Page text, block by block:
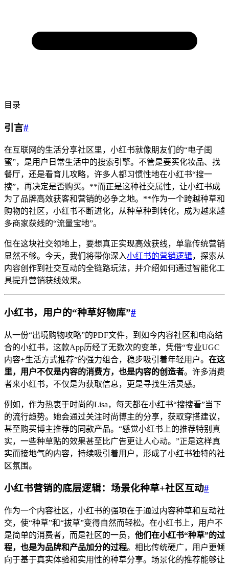
目录
引言#
在互联网的生活分享社区里，小红书就像朋友们的“电子闺
蜜”，是用户日常生活中的搜索引擎。不管是要买化妆品、找
餐厅，还是看育儿攻略，许多人都习惯性地在小红书“搜一
搜”，再决定是否购买。**而正是这种社交属性，让小红书成
为了品牌高效获客和营销的必争之地。**作为一个跨越种草和
购物的社区，小红书不断进化，从种草种到转化，成为越来越
多商家获线的“流量宝地”。
但在这块社交领地上，要想真正实现高效获线，单靠传统营销
显然不够。今天，我们将带你深入小红书的营销逻辑，探索从
内容创作到社交互动的全链路玩法，并介绍如何通过智能化工
具提升营销获线效果。
小红书，用户的“种草好物库”#
从一份“出境购物攻略”的PDF文件，到如今内容社区和电商结
合的小红书，这款App历经了无数次的变革，凭借“专业UGC
内容+生活方式推荐”的强力组合，稳步吸引着年轻用户。 在这
里，用户不仅是内容的消费方，也是内容的创造者。许多消费
者来小红书，不仅是为获取信息，更是寻找生活灵感。
例如，作为热衷于时尚的Lisa，每天都在小红书“搜搜看”当下
的流行趋势。她会通过关注时尚博主的分享，获取穿搭建议，
甚至购买博主推荐的同款产品。“感觉小红书上的推荐特别真
实，一些种草贴的效果甚至比广告更让人心动。”正是这样真
实而接地气的内容，持续吸引着用户，形成了小红书独特的社
区氛围。
小红书营销的底层逻辑：场景化种草+社区互动#
作为一个内容社区，小红书的强项在于通过内容种草和互动社
交，使“种草”和“拔草”变得自然而轻松。在小红书上，用户不
是简单的消费者，而是社区的一员， 他们在小红书“种草”的过
程，也是为品牌和产品加分的过程。相比传统硬广，用户更倾
向于基于真实体验和实用性的种草分享。场景化的推荐能够让